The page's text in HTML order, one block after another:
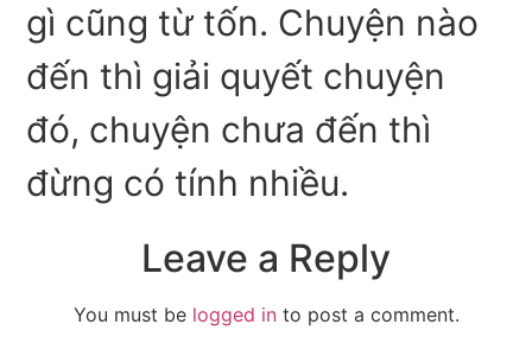
gì cũng từ tốn. Chuyện nào
đến thì giải quyết chuyện
đó, chuyện chưa đến thì
đừng có tính nhiều.
Leave a Reply
You must be logged into post a comment.